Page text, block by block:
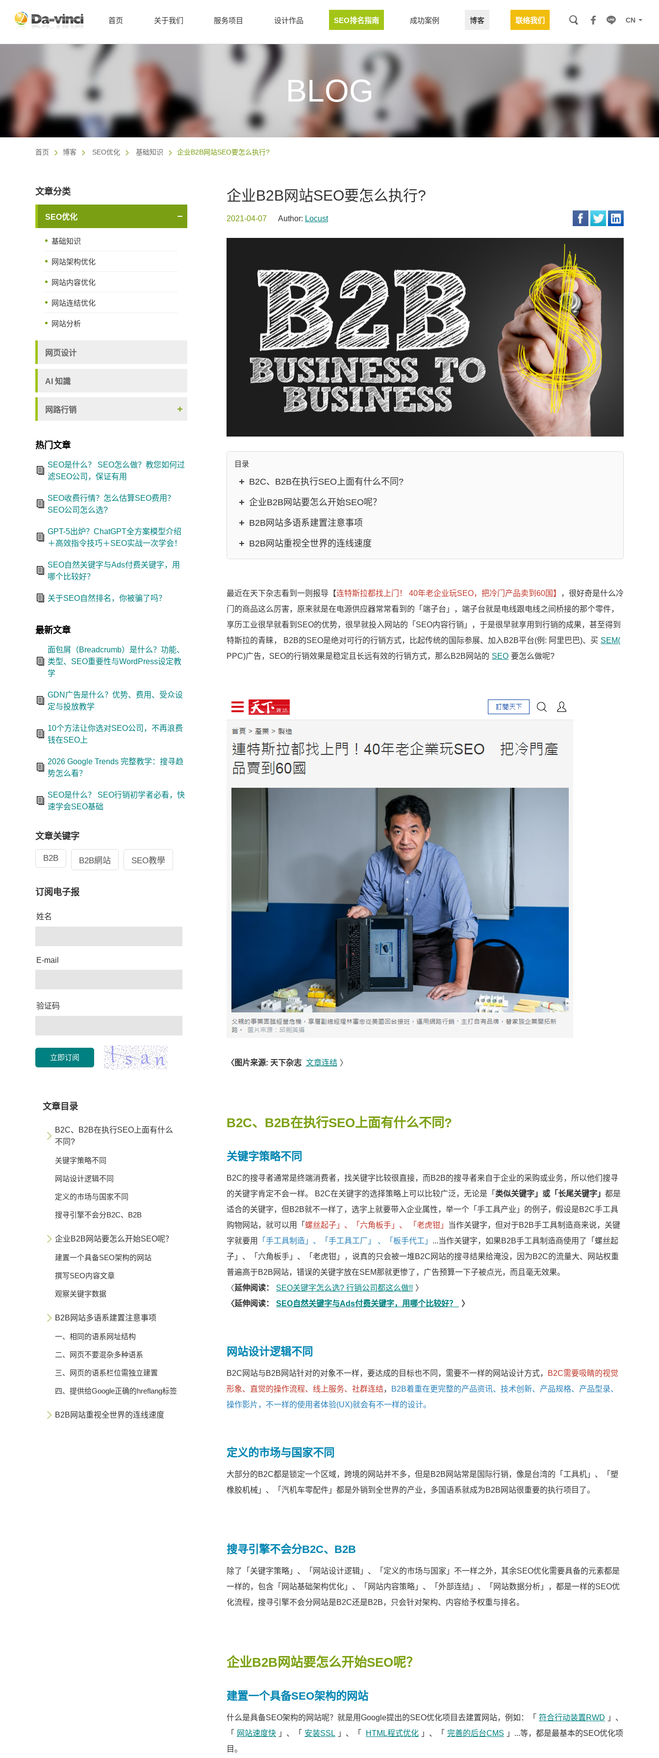
CN
首页 关于我们 服务项目 设计作品 SEO排名指南 成功案例 博客 联络我们
BLOG
首页 博客 SEO优化 基础知识 企业B2B网站SEO要怎么执行?
企业B2B网站SEO要怎么执行?
2021-04-07 Author: Locust
目录
B2C、B2B在执行SEO上面有什么不同?
企业B2B网站要怎么开始SEO呢？
B2B网站多语系建置注意事项
B2B网站重视全世界的连线速度
最近在天下杂志看到一则报导【连特斯拉都找上门！ 40年老企业玩SEO，把冷门产品卖到60国】
，很好奇是什么冷
门的商品这么厉害，原来就是在电源供应器常常看到的「端子台」，端子台就是电线跟电线之间桥接的那个零件，
享历工业很早就看到SEO的优势，很早就投入网站的「SEO内容行销」，于是很早就享用到行销的成果，甚至得到
特斯拉的青睐， B2B的SEO是绝对可行的行销方式，比起传统的国际参展、加入B2B平台(例: 阿里巴巴)、买 SEM(
PPC)广告，SEO的行销效果是稳定且长远有效的行销方式，那么B2B网站的 SEO 要怎么做呢?
〈图片来源: 天下杂志 文章连结 〉
B2C、B2B在执行SEO上面有什么不同?
关键字策略不同
B2C的搜寻者通常是终端消费者，找关键字比较很直接，而B2B的搜寻者来自于企业的采购或业务，所以他们搜寻
的关键字肯定不会一样。 B2C在关键字的选择策略上可以比较广泛，无论是「 类似关键字」或「长尾关键字」 都是
适合的关键字，但B2B就不一样了，选字上就要带入企业属性，举一个「手工具产业」的例子，假设是B2C手工具
购物网站，就可以用「 螺丝起子」、「六角板手」、 「老虎钳」
当作关键字，但对于B2B手工具制造商来说，关键
字就要用
「手工具制造」、「手工具工厂」 、「板手代工」 ...当作关键字，如果B2B手工具制造商使用了「螺丝起
子」、「六角板手」、「老虎钳」，说真的只会被一堆B2C网站的搜寻结果给淹没，因为B2C的流量大、网站权重
普遍高于B2B网站，错误的关键字放在SEM那就更惨了，广告预算一下子被点光，而且毫无效果。
〈延伸阅读： SEO关键字怎么选? 行销公司都这么做!! 〉
〈延伸阅读：
SEO自然关键字与Ads付费关键字，用哪个比较好？ 〉
网站设计逻辑不同
B2C网站与B2B网站针对的对象不一样，要达成的目标也不同，需要不一样的网站设计方式，
B2C需要吸睛的视觉
形象、直觉的操作流程、线上服务、社群连结，
B2B着重在更完整的产品资讯、技术创新、产品规格、产品型录、
操作影片，不一样的使用者体验(UX)就会有不一样的设计。
定义的市场与国家不同
大部分的B2C都是锁定一个区域，跨境的网站并不多，但是B2B网站常是国际行销，像是台湾的「工具机」、「塑
橡胶机械」、「汽机车零配件」都是外销到全世界的产业，多国语系就成为B2B网站很重要的执行项目了。
搜寻引擎不会分B2C、B2B
除了「关键字策略」、「网站设计逻辑」、「定义的市场与国家」不一样之外，其余SEO优化需要具备的元素都是
一样的，包含「网站基础架构优化」、「网站内容策略」、「外部连结」、「网站数据分析」，都是一样的SEO优
化流程，搜寻引擎不会分网站是B2C还是B2B，只会针对架构、内容给予权重与排名。
企业B2B网站要怎么开始SEO呢？
建置一个具备SEO架构的网站
什么是具备SEO架构的网站呢？就是用Google提出的SEO优化项目去建置网站，例如：「 符合行动装置RWD 」、
「
网站速度快 」、「 安装SSL 」、「 HTML程式优化 」、「 完善的后台CMS 」...等，都是最基本的SEO优化项
目。
文章分类
SEO优化
基础知识
网站架构优化
网站内容优化
网站连结优化
网站分析
网页设计
AI 知識
网路行销
热门文章
SEO是什么？ SEO怎么做？教您如何过
滤SEO公司，保证有用
SEO收费行情？怎么估算SEO费用？
SEO公司怎么选?
GPT-5出炉？ChatGPT全方案模型介绍
＋高效指令技巧＋SEO实战一次学会！
SEO自然关键字与Ads付费关键字，用
哪个比较好？
关于SEO自然排名，你被骗了吗？
最新文章
面包屑（Breadcrumb）是什么？功能、
类型、SEO重要性与WordPress设定教
学
GDN广告是什么？优势、费用、受众设
定与投放教学
10个方法让你选对SEO公司，不再浪费
钱在SEO上
2026 Google Trends 完整教学：搜寻趋
势怎么看？
SEO是什么？ SEO行销初学者必看，快
速学会SEO基础
文章关键字
B2B B2B網站 SEO教學
订阅电子报
姓名
E-mail
验证码
立即订阅
文章目录
B2C、B2B在执行SEO上面有什么
不同?
关键字策略不同
网站设计逻辑不同
定义的市场与国家不同
搜寻引擎不会分B2C、B2B
企业B2B网站要怎么开始SEO呢？
建置一个具备SEO架构的网站
撰写SEO内容文章
观察关键字数据
B2B网站多语系建置注意事项
一、相同的语系网址结构
二、网页不要混杂多种语系
三、网页的语系栏位需独立建置
四、提供给Google正确的hreflang标签
B2B网站重视全世界的连线速度